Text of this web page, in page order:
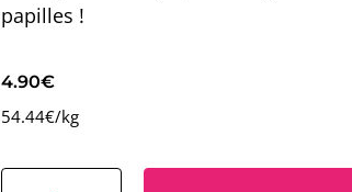
papilles !
4.90€
54.44€/kg